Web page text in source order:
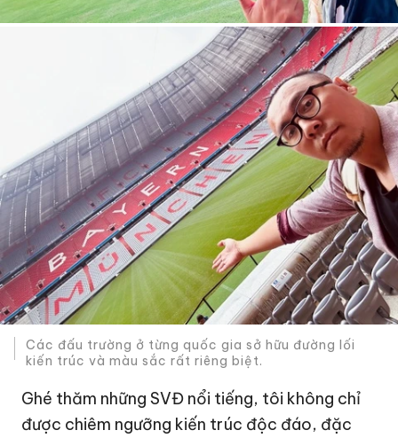
Các đấu trường ở từng quốc gia sở hữu đường lối
kiến trúc và màu sắc rất riêng biệt.
Ghé thăm những SVĐ nổi tiếng, tôi không chỉ
được chiêm ngưỡng kiến trúc độc đáo, đặc